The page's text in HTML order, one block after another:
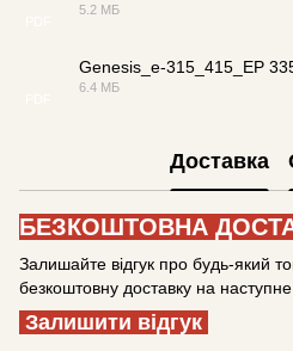
5.2 МБ
Genesis_e-315_415_EP
6.4 МБ
Доставка
БЕЗКОШТОВНА
Залишайте відгук про будь-який
безкоштовну доставку на
Залишити відгук